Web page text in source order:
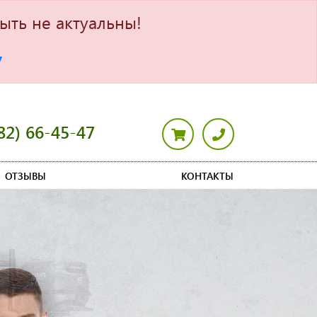
не актуальны!
66-45-47
ОТЗЫВЫ КОНТАКТЫ